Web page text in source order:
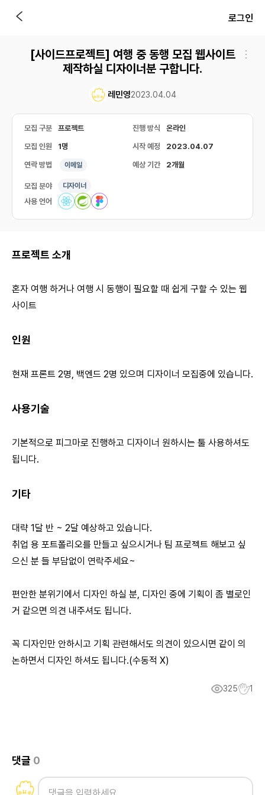
로그인
[사이드프로젝트] 여행 중 동행 모집 웹사이트
제작하실 디자이너분 구합니다.
레민영2023.04.04
모집 구분 프로젝트 진행 방식 온라인
모집 인원 1명 시작 예정 2023.04.07
연락 방법 이메일 예상 기간 2개월
모집 분야 디자이너
사용 언어
프로젝트 소개
혼자 여행 하거나 여행 시 동행이 필요할 때 쉽게 구할 수 있는 웹
사이트
인원
현재 프론트 2명, 백엔드 2명 있으며 디자이너 모집중에 있습니다.
사용기술
기본적으로 피그마로 진행하고 디자이너 원하시는 툴 사용하셔도
됩니다.
기타
대략 1달 반 ~ 2달 예상하고 있습니다.
취업 용 포트폴리오를 만들고 싶으시거나 팀 프로젝트 해보고 싶
으신 분 들 부담없이 연락주세요~
편안한 분위기에서 디자인 하실 분, 디자인 중에 기획이 좀 별로인
거 같으면 의견 내주셔도 됩니다.
꼭 디자인만 안하시고 기획 관련해서도 의견이 있으시면 같이 의
논하면서 디자인 하셔도 됩니다.(수동적 X)
325 1
댓글 0